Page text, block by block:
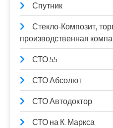
Спутник
Стекло-Композит,
производственная
СТО 55
СТО Абсолют
СТО Автодоктор
СТО на К. Маркса